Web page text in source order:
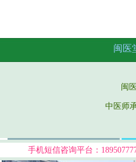
闽
中医师
手机短信咨询平台：
闽医